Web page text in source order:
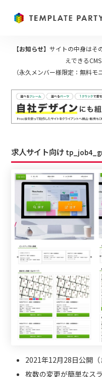
【お知らせ】 サイトの中身はそ
えできる
（永久メンバー様限定：無料
求人サイト向け
2021年12月28日公開（
枚数の変更が簡単なス